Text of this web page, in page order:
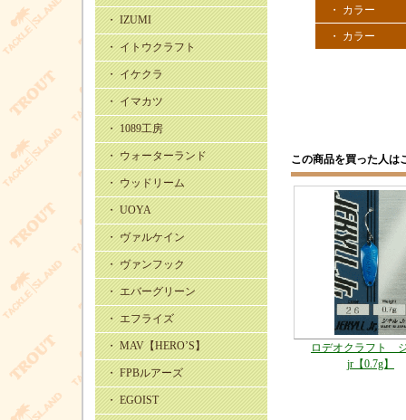
・ IZUMI
・ イトウクラフト
・ イケクラ
・ イマカツ
・ 1089工房
・ ウォーターランド
・ ウッドリーム
・ UOYA
・ ヴァルケイン
・ ヴァンフック
・ エバーグリーン
・ エフライズ
・ MAV【HERO’S】
・ FPBルアーズ
・ EGOIST
・ カラー
・ カラー
この商品を買った人は
ロデオクラフト
jr【0.7g】